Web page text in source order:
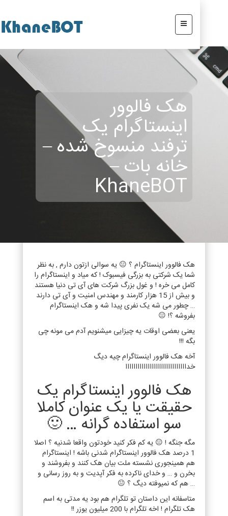
هک فالوور
اینستاگرام یک
ترفند منسوخ شده –
خانه بات –
KhaneBOT
هک فالوور اینستاگرام ؟ 😐 یه سوالی ازتون دارم , به نظر
شما یک شرکتی به بزرگی فیسبوک ! که میاد و اینستاگرام را
کامل می خره ! و غول بزرگ شرکت های آی تی دنیا هستند
و بیش از 15 هزار کارمند و مهندس امنیت و آی تی دارند
… چطور می شه یک نفری پیدا شه و هک اینستاگرام
بفروشه ؟! 😐
یعنی بعضی اوقات یه چیزایی میشنویم آدم می مونه چی
بگه !!!
آخه هک فالوور اینستاگرام چیه دیگ
خداااااااااااااااااااااااااااااا
هک فالوور اینستاگرام یک
حقیقت یا یک عنوان کاملا
سو استفاده گرانه … 🙂
مگه جنگه ! 😐 یه کم فکر کنید خودتون واقعا شدنیه ؟ اصلا
1 درصد هک فالوور اینستاگرام شدنی باشه ! اینستاگرام
هم همینجوری نشسته ملت بیان هک کنند و بفروشند و
بخرن و … و خدای ناکرده به فکر آپدیت و به روز رسانی و
… هم که نمیوفته دیگ ؟ 😐
متاسفانه این داستان تو تلگرام هم بود یه مدتی به اسم
هک تلگرام ! اخه تلگرام با 200 میلیون یوزر !!